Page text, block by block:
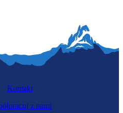
Kontakt
z nami